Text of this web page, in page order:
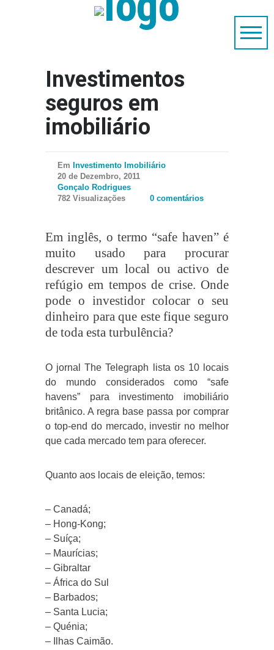
Investimentos
seguros em
imobiliário
Em Investimento Imobiliário
20 de Dezembro, 2011
Gonçalo Rodrigues
782 Visualizações
0 comentários
Em inglês, o termo “safe haven” é
muito usado para procurar
descrever um local ou activo de
refúgio em tempos de crise. Onde
pode o investidor colocar o seu
dinheiro para que este fique seguro
de toda esta turbulência?
O jornal The Telegraph lista os 10 locais
do mundo considerados como “safe
havens” para investimento imobiliário
britânico. A regra base passa por comprar
o top-end do mercado, investir no melhor
que cada mercado tem para oferecer.
Quanto aos locais de eleição, temos:
– Canadá;
– Hong-Kong;
– Suíça;
– Maurícias;
– Gibraltar
– África do Sul
– Barbados;
– Santa Lucia;
– Quénia;
– Ilhas Caimão.